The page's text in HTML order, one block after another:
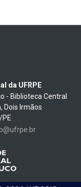
da UFRPE
- Biblioteca Central
Dois Irmãos
PE